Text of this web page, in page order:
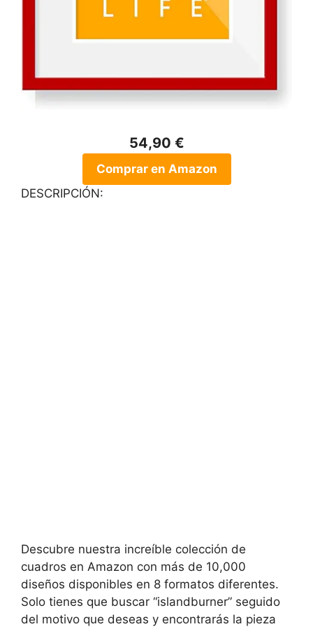
54,90 €
Comprar en Amazon
DESCRIPCIÓN:
Descubre nuestra increíble colección de
cuadros en Amazon con más de 10,000
diseños disponibles en 8 formatos diferentes.
Solo tienes que buscar “islandburner” seguido
del motivo que deseas y encontrarás la pieza